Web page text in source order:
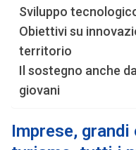
Sviluppo
Obiettivi su
territorio
Il sostegno anche
giovani
Imprese, grandi